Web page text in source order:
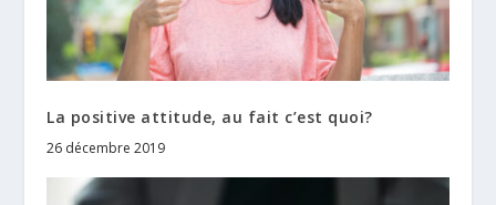
La positive attitude, au fait c’est quoi?
26 décembre 2019